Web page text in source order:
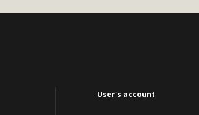
User's account